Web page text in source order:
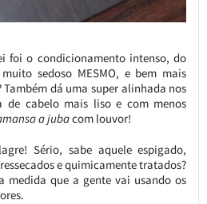
foi o condicionamento intenso, do
sedoso MESMO, e bem mais
dá uma super alinhada nos
de cabelo mais liso e com menos
a jubacom louvor!
Sério, sabe aquele espigado,
e quimicamente tratados?
medida que a gente vai usando os